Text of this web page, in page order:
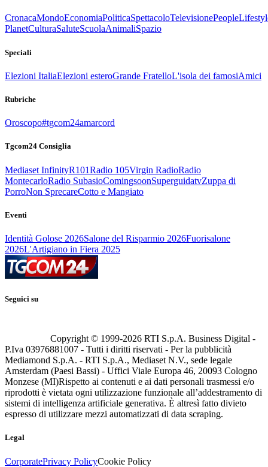
CronacaMondoEconomiaPoliticaSpettacoloTelevisionePeople
PlanetCulturaSaluteScuolaAnimaliSpazio
Speciali
Elezioni ItaliaElezioni esteroGrande FratelloL'isola dei famosiAmici
Rubriche
Oroscopo#tgcom24amarcord
Tgcom24 Consiglia
Mediaset InfinityR101Radio 105Virgin RadioRadio
MontecarloRadio SubasioComingsoonSuperguidatvZuppa di
PorroNon SprecareCotto e Mangiato
Eventi
Identità Golose 2026Salone del Risparmio 2026Fuorisalone
2026L'Artigiano in Fiera 2025
Seguici su
Copyright © 1999-2026 RTI S.p.A. Business Digital -
P.Iva 03976881007 - Tutti i diritti riservati - Per la pubblicità
Mediamond S.p.A. - RTI S.p.A., Mediaset N.V., sede legale
Amsterdam (Paesi Bassi) - Uffici Viale Europa 46, 20093 Cologno
Monzese (MI)Rispetto ai contenuti e ai dati personali trasmessi e/o
riprodotti è vietata ogni utilizzazione funzionale all’addestramento di
sistemi di intelligenza artificiale generativa. È altresì fatto divieto
espresso di utilizzare mezzi automatizzati di data scraping.
Legal
CorporatePrivacy PolicyCookie Policy